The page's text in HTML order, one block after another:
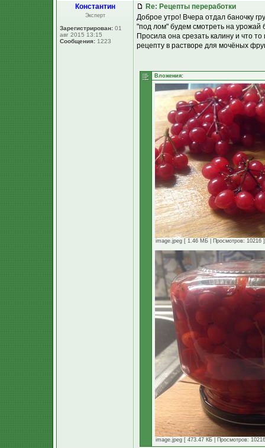
Константин
Эксперт
Зарегистрирован: 01
авг 2015 13:15
Сообщения: 1223
Re: Рецепты переработки
Доброе утро! Вчера отдал баночку
"под лом" будем смотреть на урожай
Просила она срезать калину и что
рецепту в растворе для мочёных
Вложения:
image.jpeg [ 1.46 МБ | Просмотров: 10216 ]
image.jpeg [ 473.47 КБ | Просмотров: